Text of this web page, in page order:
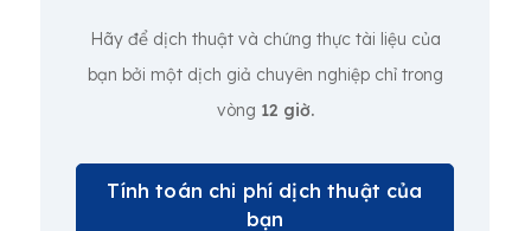
Hãy để dịch thuật và chứng thực tài liệu của
bạn bởi một dịch giả chuyên nghiệp chỉ trong
vòng 12 giờ.
Tính toán chi phí dịch thuật của
bạn